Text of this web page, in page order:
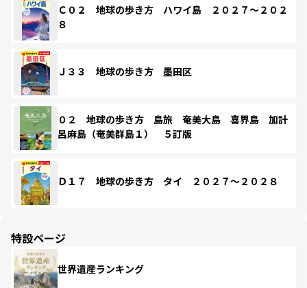
Ｃ０２ 地球の歩き方 ハワイ島 ２０２７～２０２
８
Ｊ３３ 地球の歩き方 墨田区
０２ 地球の歩き方 島旅 奄美大島 喜界島 加計
呂麻島（奄美群島１） ５訂版
Ｄ１７ 地球の歩き方 タイ ２０２７～２０２８
特設ページ
世界遺産ランキング